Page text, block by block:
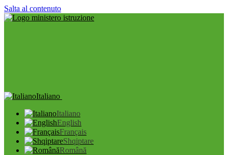
Salta al contenuto
Italiano
Italiano
English
Français
Shqiptare
Română